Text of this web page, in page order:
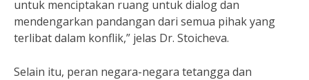
untuk menciptakan ruang untuk dialog dan
mendengarkan pandangan dari semua pihak yang
terlibat dalam konflik,” jelas Dr. Stoicheva.
Selain itu, peran negara-negara tetangga dan